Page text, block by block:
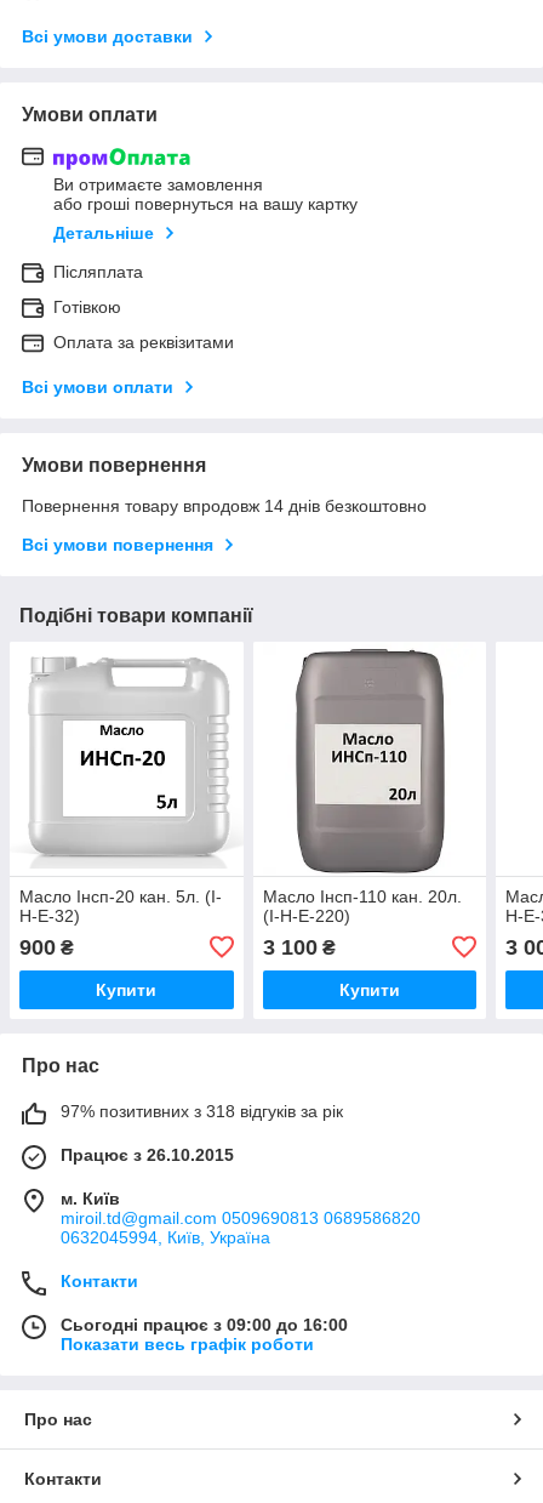
Всі умови доставки
Умови оплати
Ви отримаєте замовлення
або гроші повернуться на вашу картку
Детальніше
Післяплата
Готівкою
Оплата за реквізитами
Всі умови оплати
Умови повернення
Повернення товару впродовж 14 днів безкоштовно
Всі умови повернення
Подібні товари компанії
Масло Інсп-20 кан. 5л. (І-
Н-Е-32)
900 ₴
Купити
Масло Інсп-110 кан. 20л.
(І-Н-Е-220)
3 100₴
Купити
Н-Е-
3
Про нас
97% позитивних з 318 відгуків за рік
Працює з 26.10.2015
м. Київ
miroil.td@gmail.com 0509690813 0689586820
0632045994, Київ, Україна
Контакти
Сьогодні працює з 09:00 до 16:00
Показати весь графік роботи
Про нас
Контакти